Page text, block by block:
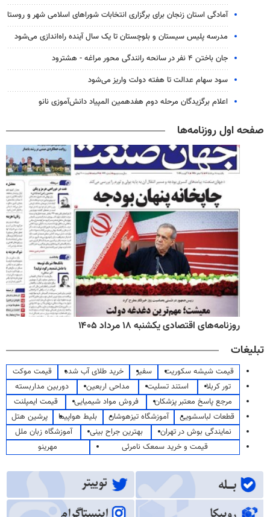
آمادگی استان زنجان برای برگزاری انتخابات شوراهای اسلامی شهر و روستا
مدرسه پلیس سیستان و بلوچستان تا یک سال آینده راه‌اندازی می‌شود
جان باختن ۴ نفر در سانحه رانندگی محور مراغه - هشترود
سود سهام عدالت تا هفته دولت واریز می‌شود
اعلام برگزیدگان مرحله دوم هفدهمین المپیاد دانش‌آموزی نانو
صفحه اول روزنامه‌ها
روزنامه‌های اقتصادی یکشنبه ۱۸ مرداد ۱۴۰۵
تبلیغات
قیمت شیشه سکوریت سفیر خرید طلای آب شده
قیمت موکت
تور کربلا
استند تسلیت مداحی اربعین
دوربین مداربسته
مرجع پاسخ معتبر پزشکان
فروش مواد شیمیایی
قیمت ایمپلنت
قطعات لباسشویی
آموزشگاه تیزهوشان بلیط هواپیما
پرشین هتل
نمایندگی بوش در تهران
بهترین جراح بینی
آموزشگاه زبان ملل
قیمت و خرید سمعک نامرئی
مهرینو